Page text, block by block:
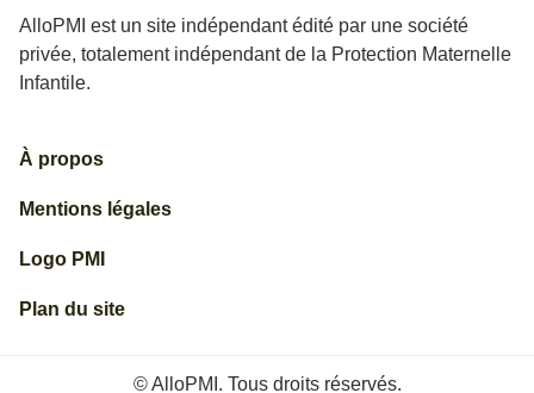
AlloPMI est un site indépendant édité par une société
privée, totalement indépendant de la Protection Maternelle
Infantile.
© AlloPMI. Tous droits réservés.
À propos
Mentions légales
Logo PMI
Plan du site